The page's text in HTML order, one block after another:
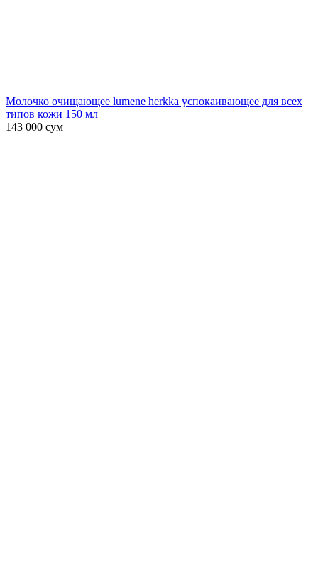
Молочко очищающее lumene herkka успокаивающее для всех
типов кожи 150 мл
143 000 сум